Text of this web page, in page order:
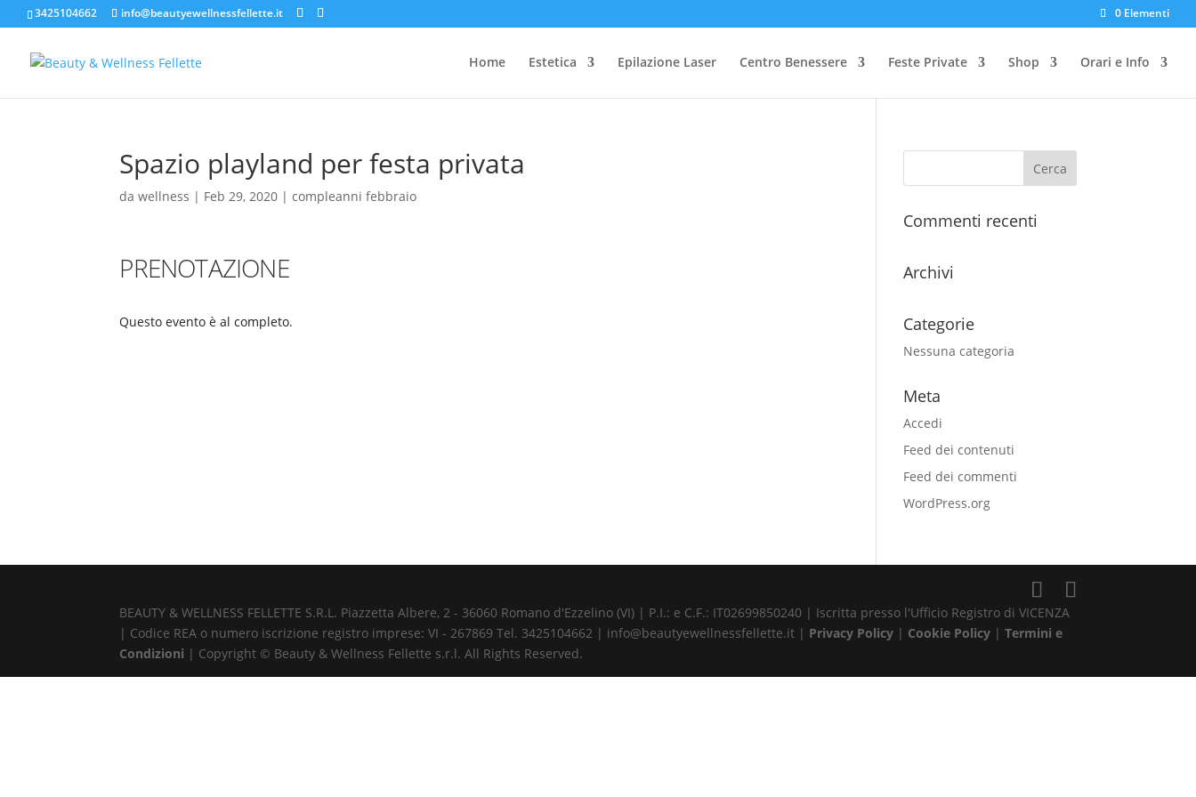
3425104662 info@beautyewellnessfellette.it 0 Elementi
Home Estetica Epilazione Laser Centro Benessere Feste Private Shop Orari e Info
Spazio playland per festa privata
dawellness | Feb 29, 2020 |compleanni febbraio
PRENOTAZIONE
Questo evento è al completo.
Commenti recenti
Archivi
Categorie
Nessuna categoria
Meta
Accedi
Feed dei contenuti
Feed dei commenti
WordPress.org
BEAUTY & WELLNESS FELLETTE S.R.L. Piazzetta Albere, 2 - 36060 Romano d'Ezzelino (VI) | P.I.: e C.F.: IT02699850240 | Iscritta presso l'Ufficio Registro di VICENZA
| Codice REA o numero iscrizione registro imprese: VI - 267869 Tel. 3425104662 | info@beautyewellnessfellette.it | Privacy Policy | Cookie Policy |Termini e
Condizioni | Copyright © Beauty & Wellness Fellette s.r.l. All Rights Reserved.